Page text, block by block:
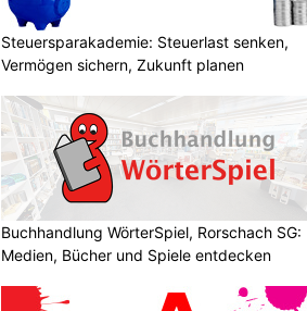
Steuersparakademie: Steuerlast senken,
Vermögen sichern, Zukunft planen
Buchhandlung WörterSpiel, Rorschach SG:
Medien, Bücher und Spiele entdecken